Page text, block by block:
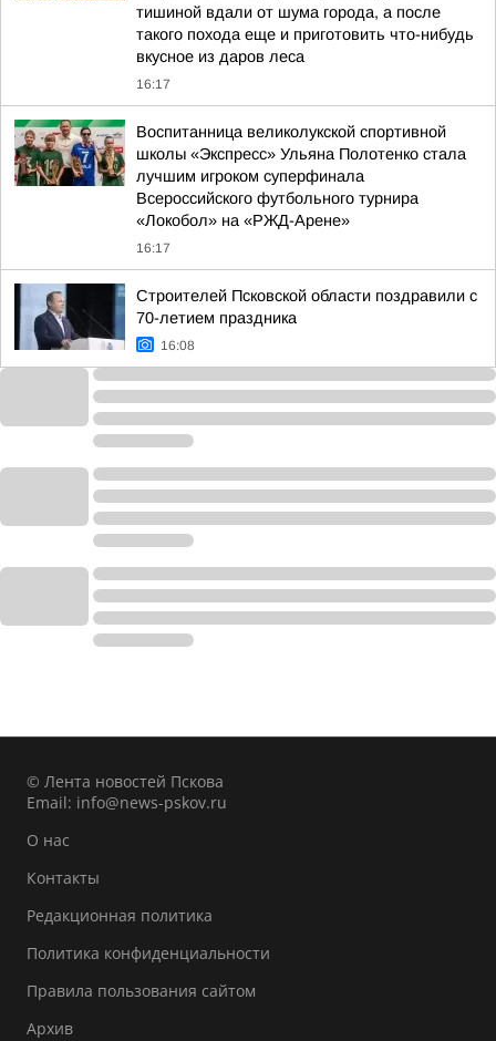
тишиной вдали от шума города, а после
такого похода еще и приготовить что-нибудь
вкусное из даров леса
16:17
Воспитанница великолукской спортивной
школы «Экспресс» Ульяна Полотенко стала
лучшим игроком суперфинала
Всероссийского футбольного турнира
«Локобол» на «РЖД-Арене»
16:17
Строителей Псковской области поздравили с
70-летием праздника
16:08
© Лента новостей Пскова
Email: info@news-pskov.ru
О нас
Контакты
Редакционная политика
Политика конфиденциальности
Правила пользования сайтом
Архив